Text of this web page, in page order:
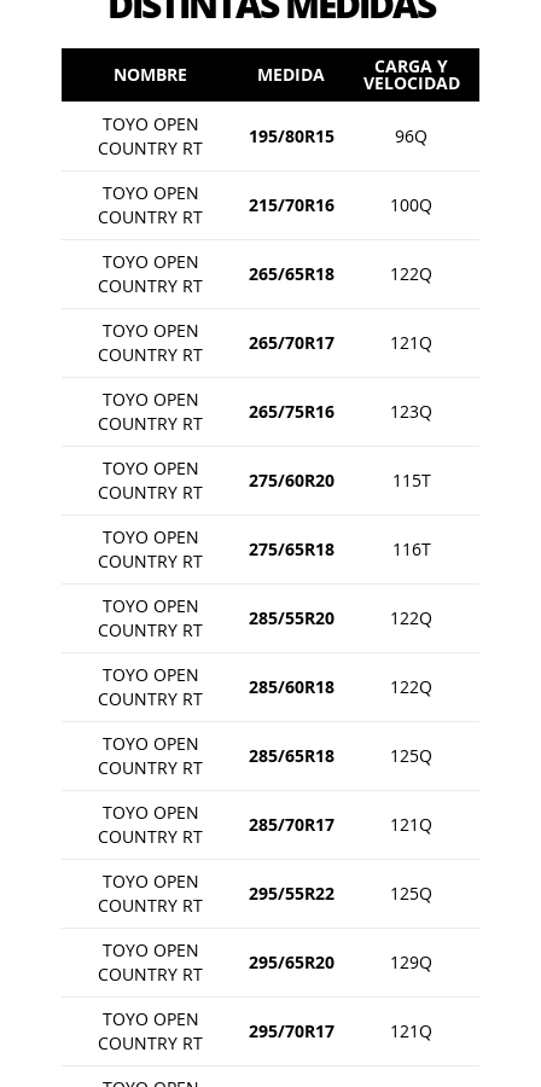
NOMBRE MEDIDA CARGA Y
VELOCIDAD
TOYO OPEN
COUNTRY RT
195/80R15 96Q
TOYO OPEN
COUNTRY RT
215/70R16 100Q
TOYO OPEN
COUNTRY RT
265/65R18 122Q
TOYO OPEN
COUNTRY RT
265/70R17 121Q
TOYO OPEN
COUNTRY RT
265/75R16 123Q
TOYO OPEN
COUNTRY RT
275/60R20 115T
TOYO OPEN
COUNTRY RT
275/65R18 116T
TOYO OPEN
COUNTRY RT
285/55R20 122Q
TOYO OPEN
COUNTRY RT
285/60R18 122Q
TOYO OPEN
COUNTRY RT
285/65R18 125Q
TOYO OPEN
COUNTRY RT
285/70R17 121Q
TOYO OPEN
COUNTRY RT
295/55R22 125Q
TOYO OPEN
COUNTRY RT
295/65R20 129Q
TOYO OPEN
COUNTRY RT
295/70R17 121Q